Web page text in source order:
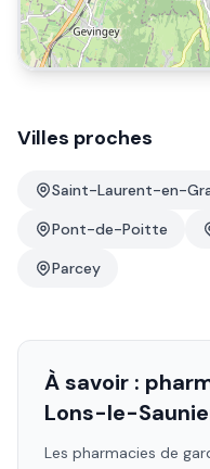
Villes proches
Saint-Laurent-en-
Pont-de-Poitte
Parcey
À savoir :
Lons-le-
Les pharmacies de